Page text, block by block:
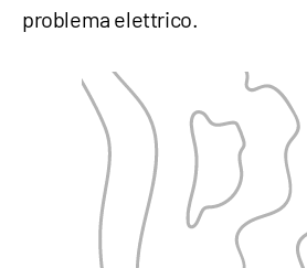
problema elettrico.